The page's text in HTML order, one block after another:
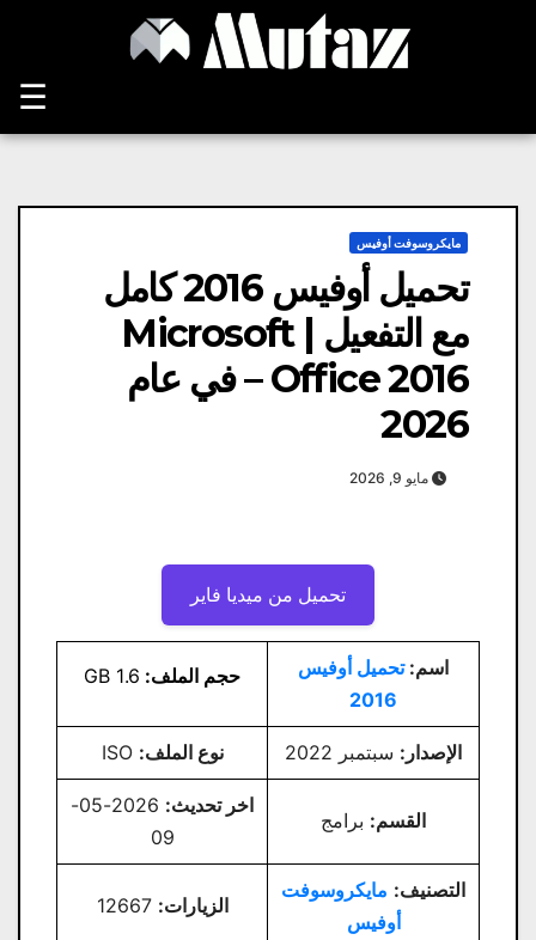
☰
مايكروسوفت أوفيس
تحميل أوفيس 2016 كامل
مع التفعيل | Microsoft
Office 2016 – في عام
2026
مايو 9, 2026
تحميل من ميديا ​​فاير
اسم:تحميل أوفيس
2016
حجم الملف:
الإصدار: سبتمبر 2022 نوع الملف: ISO
القسم: برامج
اخر تحديث:
2026-05-
09
التصنيف: مايكروسوفت
أوفيس
الزيارات: 12667